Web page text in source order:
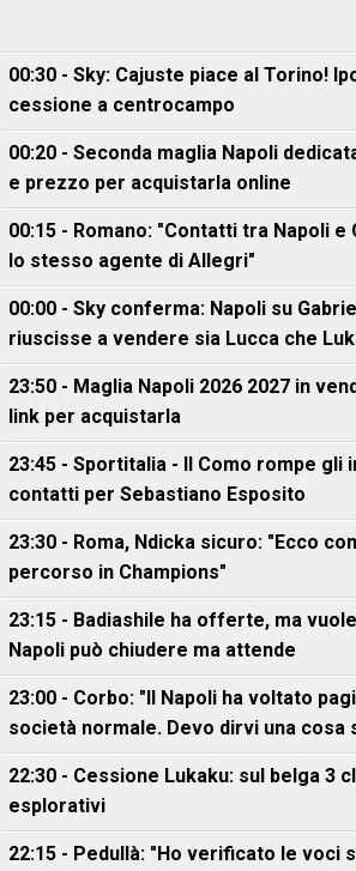
00:30 - Sky: Cajuste piace al Torino!
cessione a centrocampo
00:20 - Seconda maglia Napoli
e prezzo per acquistarla online
00:15 - Romano: "Contatti tra Napoli e
lo stesso agente di Allegri"
00:00 - Sky conferma: Napoli su
riuscisse a vendere sia Lucca che
23:50 - Maglia Napoli 2026 2027 in
link per acquistarla
23:45 - Sportitalia - Il Como rompe gli
contatti per Sebastiano Esposito
23:30 - Roma, Ndicka sicuro: "Ecco
percorso in Champions"
23:15 - Badiashile ha offerte, ma
Napoli può chiudere ma attende
23:00 - Corbo: "Il Napoli ha voltato
società normale. Devo dirvi una cosa
22:30 - Cessione Lukaku: sul belga 3
esplorativi
22:15 - Pedullà: "Ho verificato le voci